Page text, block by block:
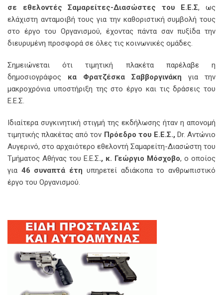
σε εθελοντές Σαμαρείτες-Διασώστες του Ε.Ε.Σ, ως
ελάχιστη ανταμοιβή τους για την καθοριστική συμβολή τους
στο έργο του Οργανισμού, έχοντας πάντα σαν πυξίδα την
διευρυμένη προσφορά σε όλες τις κοινωνικές ομάδες.
Σημειώνεται ότι τιμητική πλακέτα παρέλαβε η
δημοσιογράφος κα Φρατζέσκα Σαββοργινάκη για την
μακροχρόνια υποστήριξη της στο έργο και τις δράσεις του
Ε.Ε.Σ.
Ιδιαίτερα συγκινητική στιγμή της εκδήλωσης ήταν η απονομή
τιμητικής πλακέτας από τον Πρόεδρο του Ε.Ε.Σ., Dr. Αντώνιο
Αυγερινό, στο αρχαιότερο εθελοντή Σαμαρείτη-Διασώστη του
Τμήματος Αθήνας του Ε.Ε.Σ., κ. Γεώργιο Μόσχοβο, ο οποίος
για 46 συναπτά έτη υπηρετεί αδιάκοπα το ανθρωπιστικό
έργο του Οργανισμού.